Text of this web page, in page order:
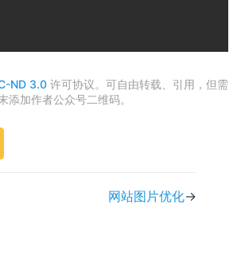
ND 3.0 许可协议。可自由转载、引用，但需
加作者公众号二维码。
网站图片优化→